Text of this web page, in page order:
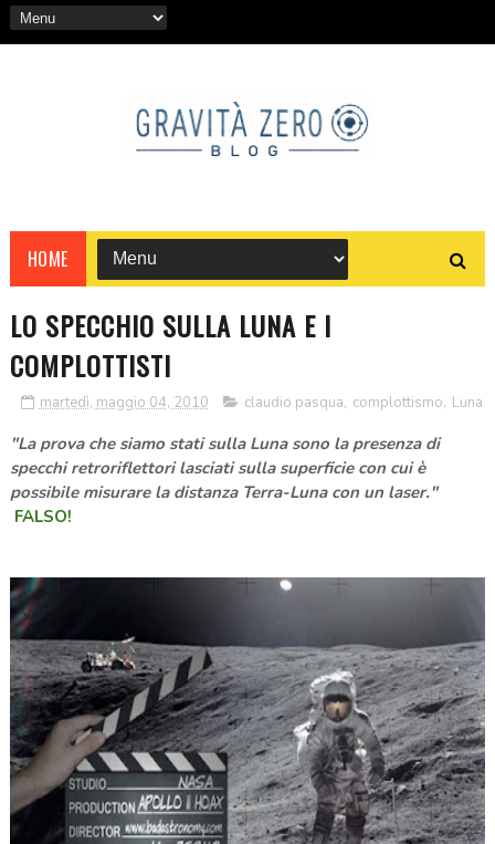
HOME
LO SPECCHIO SULLA LUNA E I
COMPLOTTISTI
martedì, maggio 04, 2010 claudio pasqua, complottismo, Luna
"La prova che siamo stati sulla Luna sono la presenza di
specchi retroriflettori lasciati sulla superficie con cui è
possibile misurare la distanza Terra-Luna con un laser."
FALSO!